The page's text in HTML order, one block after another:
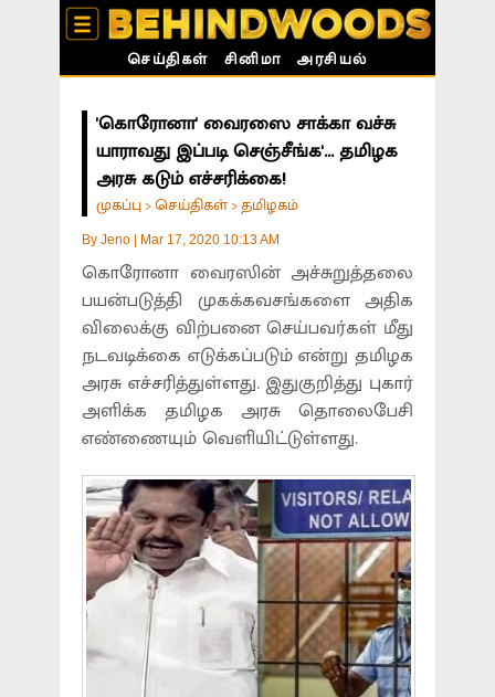
செய்திகள் சினிமா அரசியல்
'கொரோனா' வைரஸை சாக்கா வச்சு
யாராவது இப்படி செஞ்சீங்க'... தமிழக
அரசு கடும் எச்சரிக்கை!
முகப்பு >செய்திகள் >தமிழகம்
By Jeno Mar 17, 2020 10:13 AM
கொரோனா வைரஸின் அச்சுறுத்தலை
பயன்படுத்தி முகக்கவசங்களை அதிக
விலைக்கு விற்பனை செய்பவர்கள் மீது
நடவடிக்கை எடுக்கப்படும் என்று தமிழக
அரசு எச்சரித்துள்ளது. இதுகுறித்து புகார்
அளிக்க தமிழக அரசு தொலைபேசி
எண்ணையும் வெளியிட்டுள்ளது.